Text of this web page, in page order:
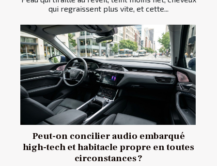
qui regraissent plus vite, et cette...
Peut-on concilier audio embarqué
high-tech et habitacle propre en toutes
circonstances ?